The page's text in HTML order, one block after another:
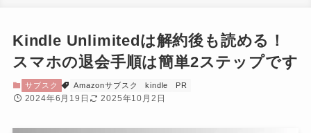
Kindle Unlimitedは解約後も読める！
スマホの退会手順は簡単2ステップです
サブスク Amazonサブスク kindle PR
2024年6月19日 2025年10月2日